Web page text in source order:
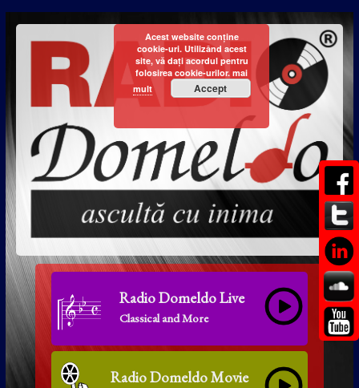
Radio Domeldo Live
Classical and More
Radio Domeldo Movie
Acest website conține
cookie-uri. Utilizând acest
site, vă dați acordul pentru
folosirea cookie-urilor. mai
mult
Accept